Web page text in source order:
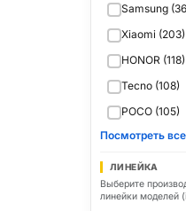
Samsung
Xiaomi (203)
HONOR (118)
Tecno (108)
POCO (105)
Посмотреть все
ЛИНЕЙКА
Выберите
линейки моделей